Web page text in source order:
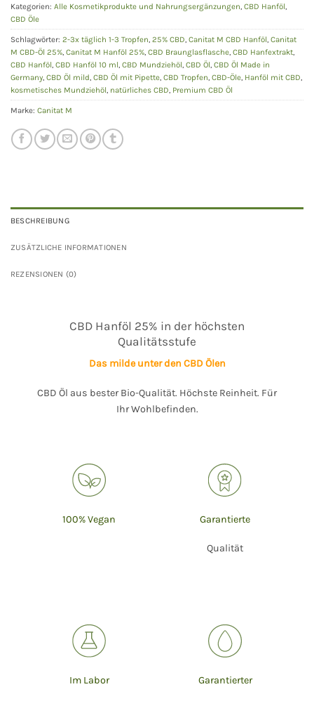
Kategorien: Alle Kosmetikprodukte und Nahrungsergänzungen, CBD Hanföl,
CBD Öle
Schlagwörter: 2-3x täglich 1-3 Tropfen, 25% CBD, Canitat M CBD Hanföl, Canitat
M CBD-Öl 25%, Canitat M Hanföl 25%, CBD Braunglasflasche, CBD Hanfextrakt,
CBD Hanföl, CBD Hanföl 10 ml, CBD Mundziehöl, CBD Öl, CBD Öl Made in
Germany, CBD Öl mild, CBD Öl mit Pipette, CBD Tropfen, CBD-Öle, Hanföl mit CBD,
kosmetisches Mundziehöl, natürliches CBD, Premium CBD Öl
Marke: Canitat M
BESCHREIBUNG
ZUSÄTZLICHE INFORMATIONEN
REZENSIONEN (0)
CBD Hanföl 25% in der höchsten
Qualitätsstufe
Das milde unter den CBD Ölen
CBD Öl aus bester Bio-Qualität. Höchste Reinheit. Für
Ihr Wohlbefinden.
100% Vegan Garantierte
Qualität
Im Labor Garantierter